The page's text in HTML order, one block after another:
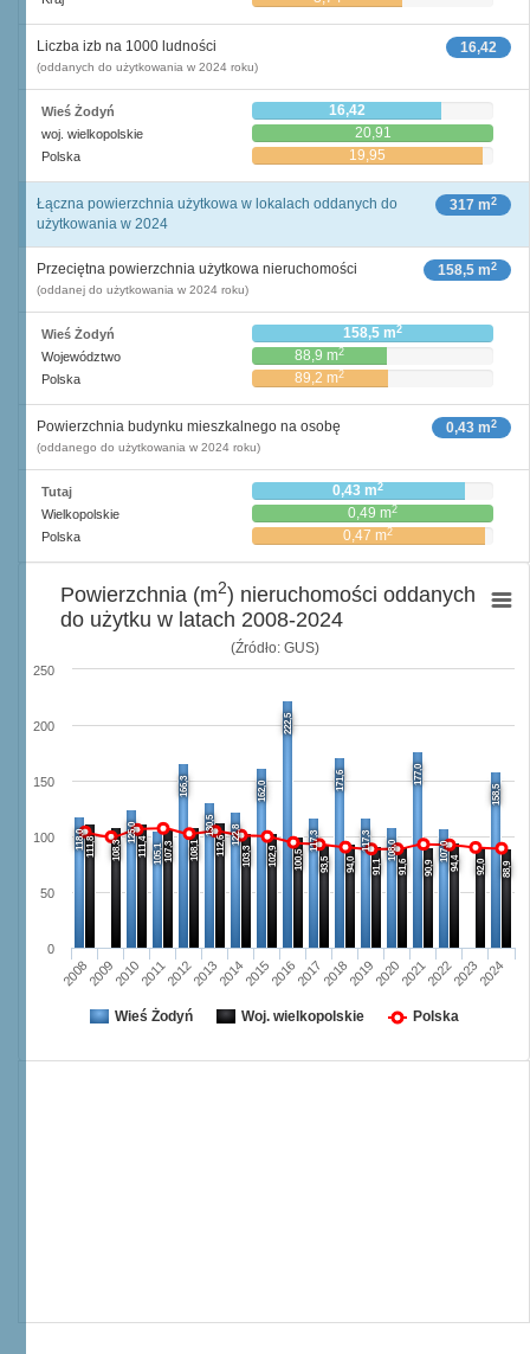
16,42
Liczba izb na 1000 ludności
(oddanych do użytkowania w 2024 roku)
Wieś Żodyń 16,42
woj. wielkopolskie 20,91
Polska 19,95
317 m2
Łączna powierzchnia użytkowa w lokalach oddanych do
użytkowania w 2024
158,5 m2
Przeciętna powierzchnia użytkowa nieruchomości
(oddanej do użytkowania w 2024 roku)
Wieś Żodyń 158,5 m2
Województwo 88,9 m2
Polska 89,2 m2
0,43 m2
Powierzchnia budynku mieszkalnego na osobę
(oddanego do użytkowania w 2024 roku)
Tutaj 0,43 m2
Wielkopolskie 0,49 m2
Polska 0,47 m2
(Źródło: GUS)
118,0
125,0
105,1
166,3
130,5
122,8
162,0
222,5
117,3
171,6
117,3 108,0
177,0
107,0
158,5
111,8 108,3 111,4 107,3 108,1 112,6 103,3 102,9 100,5 93,5 94,0 91,1 91,6 90,9 94,4 92,0 88,9
20082009201020112012201320142015201620172018201920202021202220232024
0
50
100
150
200
250
Powierzchnia (m2) nieruchomości oddanych
do użytku w latach 2008-2024
Wieś Żodyń Woj. wielkopolskie Polska